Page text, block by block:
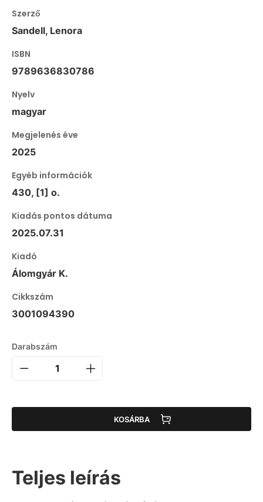
Szerző
Sandell, Lenora
ISBN
9789636830786
Nyelv
magyar
Megjelenés éve
2025
Egyéb információk
430, [1] o.
Kiadás pontos dátuma
2025.07.31
Kiadó
Álomgyár K.
Cikkszám
3001094390
Darabszám
KOSÁRBA
Teljes leírás